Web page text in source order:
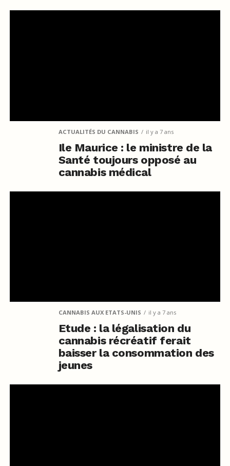
ACTUALITÉS DU CANNABIS il y a 7 ans
Ile Maurice : le ministre de la
Santé toujours opposé au
cannabis médical
CANNABIS AUX ETATS-UNIS il y a 7 ans
Etude : la légalisation du
cannabis récréatif ferait
baisser la consommation des
jeunes